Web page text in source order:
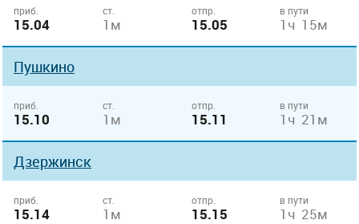
приб.
15.04
ст.
1м
отпр.
15.05
в пути
1ч 15м
Пушкино
приб.
15.10
ст.
1м
отпр.
15.11
в пути
1ч 21м
Дзержинск
приб.
15.14
ст.
1м
отпр.
15.15
в пути
1ч 25м